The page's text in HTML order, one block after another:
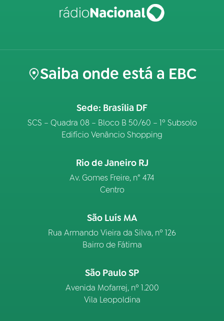
Saiba onde está a EBC
Sede: Brasília DF
SCS – Quadra 08 – Bloco B 50/60 – 1º Subsolo
Edifício Venâncio Shopping
Rio de Janeiro RJ
Av. Gomes Freire, n° 474
Centro
São Luís MA
Rua Armando Vieira da Silva, nº 126
Bairro de Fátima
São Paulo SP
Avenida Mofarrej, nº 1.200
Vila Leopoldina